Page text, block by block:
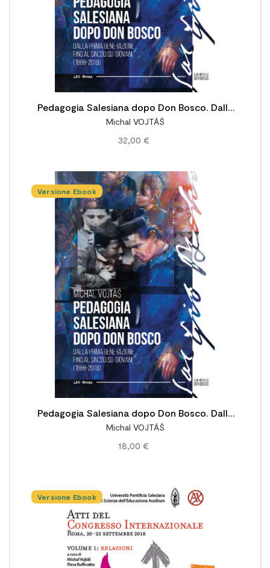
Pedagogia Salesiana dopo Don Bosco. Dalla
prima generazione fino al Sinodo sui giovani
(1888-2018)
Michal VOJTÁŠ
32,00 €
Versione Ebook
Pedagogia Salesiana dopo Don Bosco. Dalla
prima generazione fino al Sinodo sui giovani
(1888-2018)
Michal VOJTÁŠ
18,00 €
Versione Ebook